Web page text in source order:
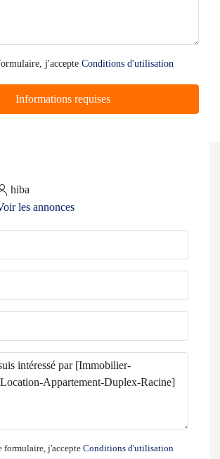
j'accepte Conditions d'utilisation
Informations requises
hiba
les annonces
formulaire, j'accepte Conditions d'utilisation